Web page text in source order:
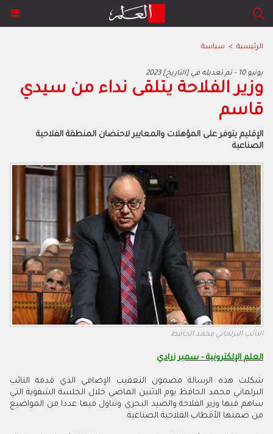
الرئيسية > سياسة
2023 يونيو 10 - تم تعديله في [التاريخ]
وزير الفلاحة يتلقى نداء من سيدي
قاسم
الإقليم يتوفر على المؤهلات والمعايير لاحتضان المنطقة الفلاحية
الصناعية
النائب البرلماني محمد الحافظ
العلم الإلكترونية - سمير زرادي
شكلت هذه الرسالة مضمون التعقيب الإضافي الذي قدمه النائب
البرلماني محمد الحافظ يوم الاثنين الماضي خلال الجلسة الشفوية التي
ساهم فيها وزير الفلاحة والصيد البحري وتناول فيها عددا من المواضيع
من ضمنها الأقطاب الفلاحية الصناعية.